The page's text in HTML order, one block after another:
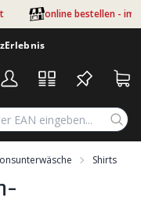
online bestellen - im
Erlebnis
Shirts